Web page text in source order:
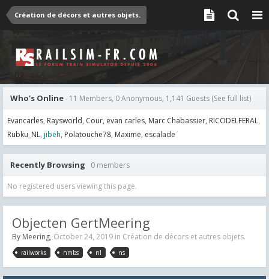
Création de décors et autres objets.
Who's Online 11 Members, 0 Anonymous, 1,141 Guests (See full list)
Evancarles Raysworld Cour evan carles Marc Chabassier RICODELFERAL
Rubku_NL jibeh Polatouche78 Maxime escalade
Recently Browsing 0 members
No registered users viewing this page.
Objecten GertMeering
By Meering, October 24, 2019 in Création de décors et autres objets.
railworks nmbs nl ns